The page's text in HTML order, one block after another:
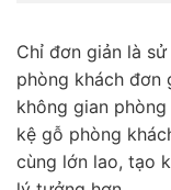
Chỉ đơn giản là
phòng khách đơn
không gian
kệ gỗ phòng
cùng lớn lao, tạo